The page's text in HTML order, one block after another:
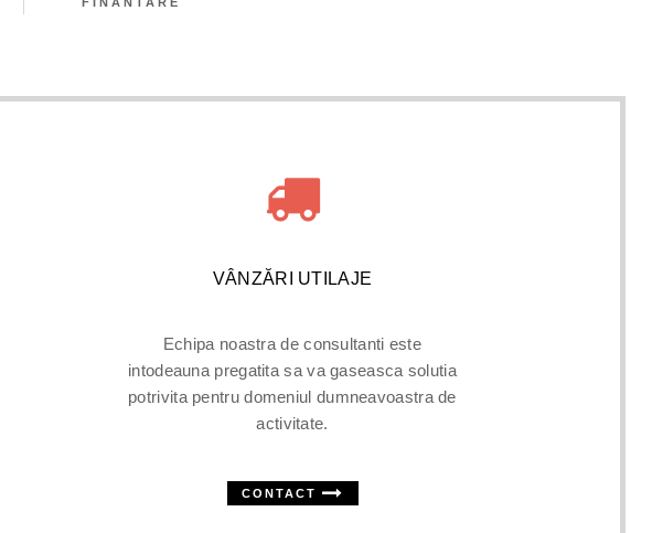
FINANȚARE
VÂNZĂRI UTILAJE
Echipa noastra de consultanti este
intodeauna pregatita sa va gaseasca solutia
potrivita pentru domeniul dumneavoastra de
activitate.
CONTACT